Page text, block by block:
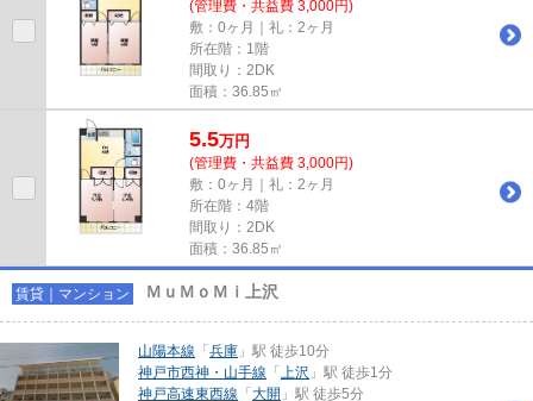
(管理費・共益費 3,000円)
敷：0ヶ月｜礼：2ヶ月
所在階：1階
間取り：2DK
面積：36.85㎡
5.5万円
(管理費・共益費 3,000円)
敷：0ヶ月｜礼：2ヶ月
所在階：4階
間取り：2DK
面積：36.85㎡
賃貸｜マンション ＭｕＭｏＭｉ上沢
山陽本線 「 兵庫 」駅 徒歩10分
神戸市西神・山手線 「 上沢 」駅 徒歩1分
神戸高速東西線 「 大開 」駅 徒歩5分